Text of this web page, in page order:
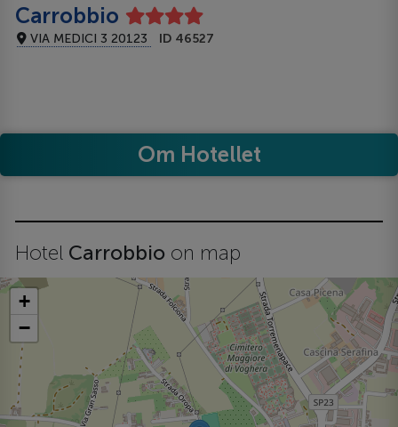
Carrobbio
VIA MEDICI 3 20123 ID 46527
Om Hotellet
Hotel Carrobbio on map
+
−